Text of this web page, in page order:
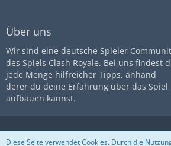
Über uns
Wir sind eine deutsche Spieler
des Spiels Clash Royale. Bei uns findest
jede Menge hilfreicher Tipps, anhand
derer du deine Erfahrung über das Spiel
aufbauen kannst.
Diese Seite ist nicht mit dem
UnternehmenSupercellassoziiert
Diese Seite verwendet Cookies. Durch die